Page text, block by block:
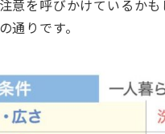
意を呼びかけているか
通りです。